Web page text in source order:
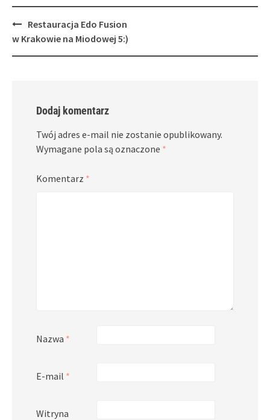
Post
navigation
Restauracja Edo Fusion
w Krakowie na Miodowej 5:)
Dodaj komentarz
Twój adres e-mail nie zostanie opublikowany.
Wymagane pola są oznaczone *
Komentarz *
Nazwa *
E-mail *
Witryna